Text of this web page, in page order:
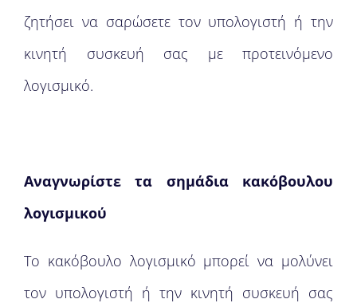
ζητήσει να σαρώσετε τον υπολογιστή ή την
κινητή συσκευή σας με προτεινόμενο
λογισμικό.
Αναγνωρίστε τα σημάδια κακόβουλου
λογισμικού
Το κακόβουλο λογισμικό μπορεί να μολύνει
τον υπολογιστή ή την κινητή συσκευή σας